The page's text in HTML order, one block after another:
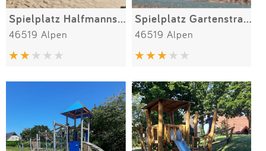
Spielplatz Halfmannsweg
46519 Alpen
Spielplatz Gartenstraße
46519 Alpen